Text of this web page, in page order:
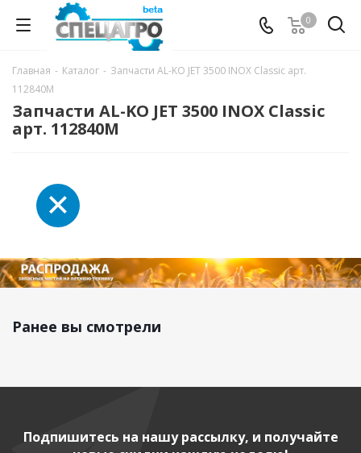
0
Главная - Каталог - Запчасти AL-KO JET 3500 INOX Classic арт.
112840M
Запчасти AL-KO JET 3500 INOX Classic
арт. 112840M
Ранее вы смотрели
Подпишитесь на нашу рассылку, и получайте